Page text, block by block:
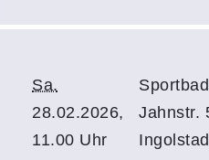
Sa.
28.02.2026,
11.00 Uhr
Jahnstr.